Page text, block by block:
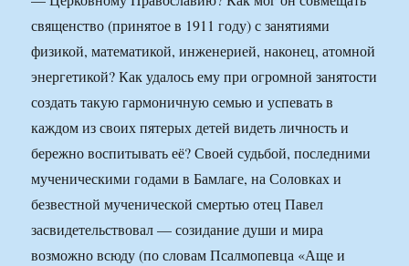
священство (принятое в 1911 году) с занятиями
физикой, математикой, инженерией, наконец, атомной
энергетикой? Как удалось ему при огромной занятости
создать такую гармоничную семью и успевать в
каждом из своих пятерых детей видеть личность и
бережно воспитывать её? Своей судьбой, последними
мученическими годами в Бамлаге, на Соловках и
безвестной мученической смертью отец Павел
засвидетельствовал — созидание души и мира
возможно всюду (по словам Псалмопевца «Аще и